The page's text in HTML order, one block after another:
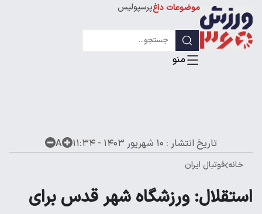
موضوعات داغپرسپولیس
لیگ قهرمانان
تاریخ انتشار : ۱۰ شهریور ۱۴۰۳ - ۱۱:۳۴ A
خانه فوتبال ایران
استقلال: ورزشگاه شهر قدس برای